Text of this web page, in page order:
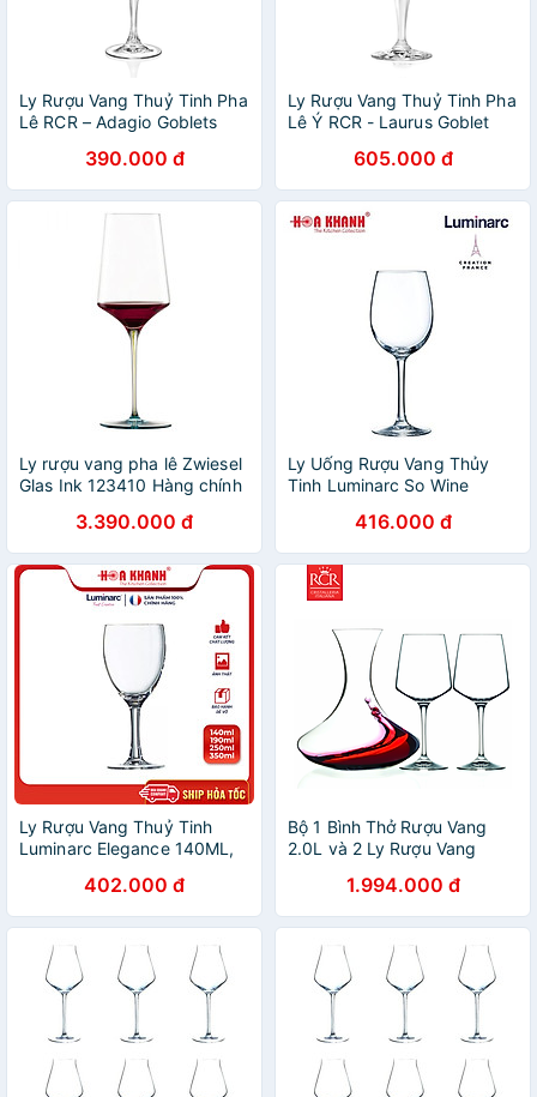
Ly Rượu Vang Thuỷ Tinh Pha
Lê RCR – Adagio Goblets
390.000 đ
Ly Rượu Vang Thuỷ Tinh Pha
Lê Ý RCR - Laurus Goblet
605.000 đ
Ly rượu vang pha lê Zwiesel
Glas Ink 123410 Hàng chính
3.390.000 đ
Ly Uống Rượu Vang Thủy
Tinh Luminarc So Wine
bộ 4 ly - E5979, E5980 &
E5981
416.000 đ
Ly Rượu Vang Thuỷ Tinh
Luminarc Elegance 140ML,
bộ 6 ly - L13729, L12055,
L13735 & D3179
402.000 đ
Bộ 1 Bình Thở Rượu Vang
2.0L và 2 Ly Rượu Vang
RCR - Aria Set 3pcs
1.994.000 đ